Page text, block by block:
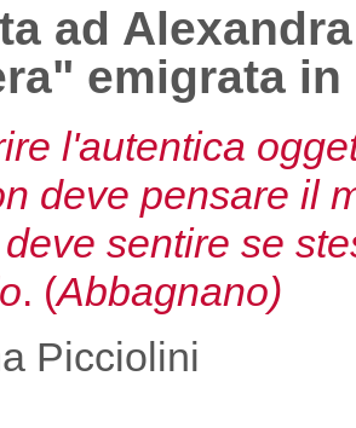
ad
emigrata in
l'autentica
deve pensare il
sentire se
. (Abbagnano)
Picciolini